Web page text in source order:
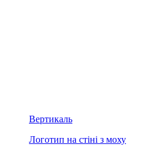
Вертикаль
Логотип на стіні з моху